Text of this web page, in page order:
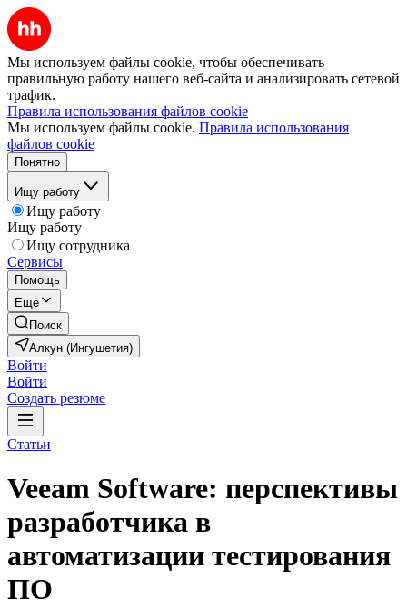
Мы используем файлы cookie, чтобы обеспечивать
правильную работу нашего веб-сайта и анализировать сетевой
трафик.
Правила использования файлов cookie
Мы используем файлы cookie. Правила использования
файлов cookie
Понятно
Ищу работу
Ищу работу
Ищу работу
Ищу сотрудника
Сервисы
Помощь
Ещё
Поиск
Алкун (Ингушетия)
Войти
Войти
Создать резюме
Статьи
Veeam Software: перспективы
разработчика в
автоматизации тестирования
ПО